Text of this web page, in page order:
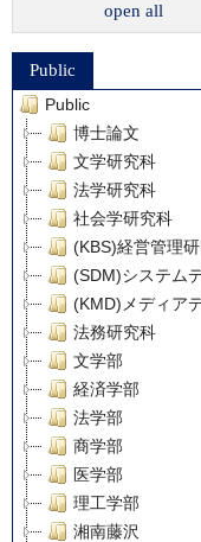
open all
Public
Public
博士論文
文学研究科
法学研究科
社会学研究科
(KBS)経営管理
(SDM)システム
(KMD)メディア
法務研究科
文学部
経済学部
法学部
商学部
医学部
理工学部
湘南藤沢